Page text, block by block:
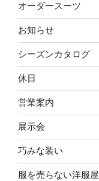
オーダースーツ
お知らせ
シーズンカタログ
休日
営業案内
展示会
巧みな装い
服を売らない洋服屋